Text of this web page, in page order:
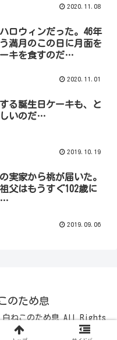
2020.11.08
ロウィンだった。46年
満月のこの日に月面を
キを食すのだ…
2020.11.01
る誕生日ケーキも、と
いのだ…
2019.10.19
実家から桃が届いた。
父はもうすぐ102歳に
…
2019.09.06
のため息
ねこのため息 All Rights